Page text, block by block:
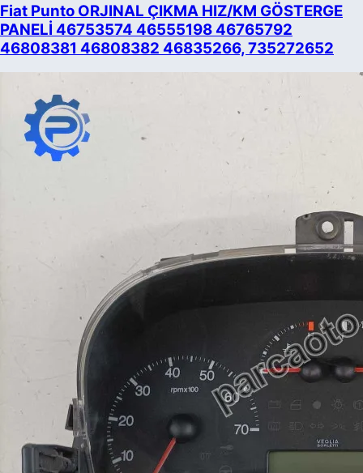
Fiat Punto ORJINAL ÇIKMA HIZ/KM GÖSTERGE
PANELİ 46753574 46555198 46765792
46808381 46808382 46835266, 735272652